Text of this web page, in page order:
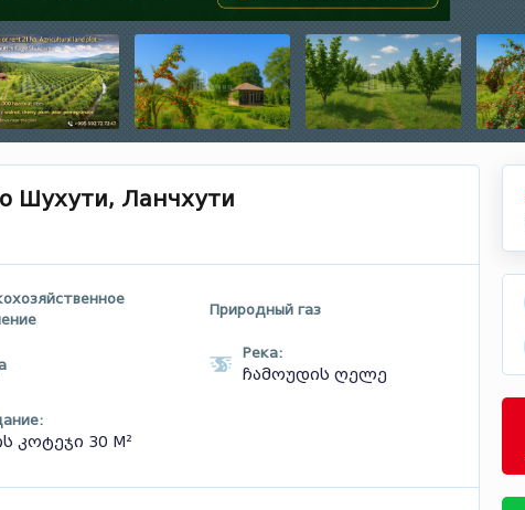
Шухути, Ланчхути
Природный газ
Река:
ჩამოუდის ღელე
კოტეჯი 30 М²